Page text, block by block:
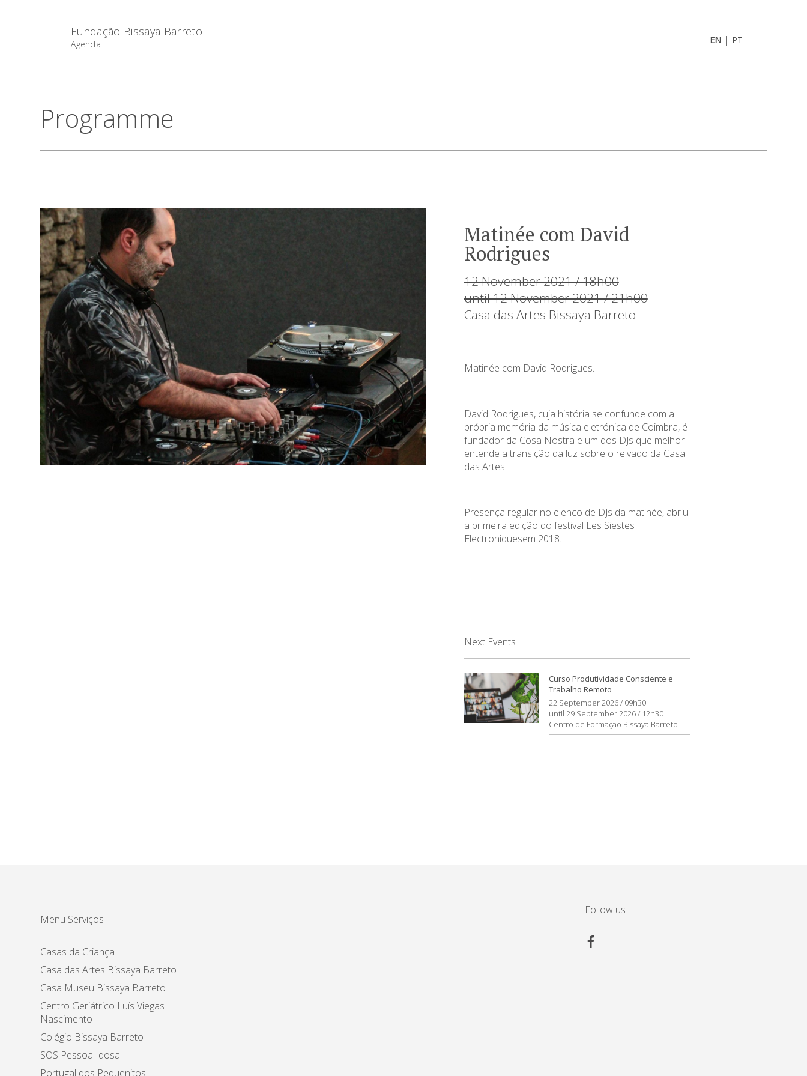
Fundação Bissaya Barreto
Agenda EN| PT
Programme
Matinée com David
Rodrigues
12 November 2021 / 18h00
until 12 November 2021 / 21h00
Casa das Artes Bissaya Barreto
Matinée com David Rodrigues.
David Rodrigues, cuja história se confunde com a
própria memória da música eletrónica de Coimbra, é
fundador da Cosa Nostra e um dos DJs que melhor
entende a transição da luz sobre o relvado da Casa
das Artes.
Presença regular no elenco de DJs da matinée, abriu
a primeira edição do festival Les Siestes
Electroniquesem 2018.
Next Events
Curso Produtividade Consciente e
Trabalho Remoto
22 September 2026 / 09h30
until 29 September 2026 / 12h30
Centro de Formação Bissaya Barreto
Menu Serviços
Casas da Criança
Casa das Artes Bissaya Barreto
Casa Museu Bissaya Barreto
Centro Geriátrico Luís Viegas
Nascimento
Colégio Bissaya Barreto
SOS Pessoa Idosa
Portugal dos Pequenitos
Follow us